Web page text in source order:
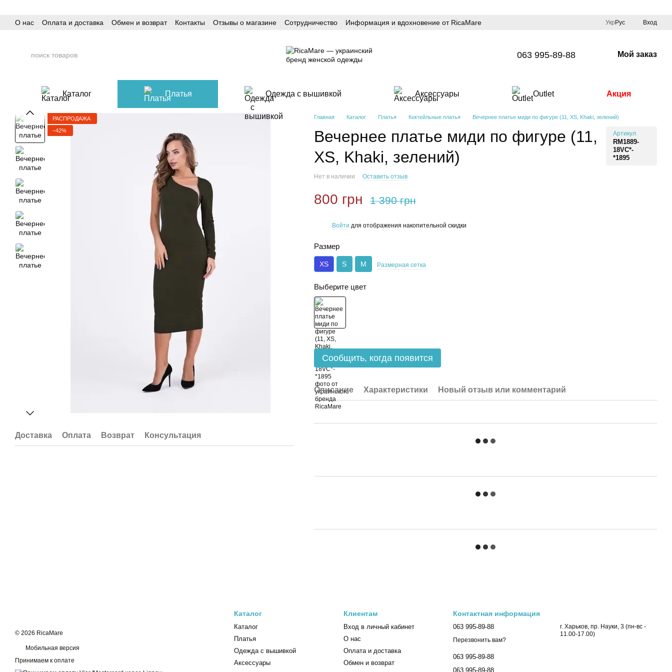
О нас
Оплата и доставка Обмен и возврат Контакты Отзывы о магазине Сотрудничество Информация и вдохновение от RicaMare Укр Рус Вход
063 995-89-88 Мой заказ
Каталог Платья Одежда с вышивкой Аксессуары Outlet Акция
РАСПРОДАЖА
−42%
Доставка Оплата Возврат Консультация
Главная Каталог Платья Коктейльные платья Вечернее платье миди по фигуре (11, XS, Khaki, зелений)
Вечернее платье миди по фигуре (11,
XS, Khaki, зелений)
Артикул
RM1889-
18VC*-
*1895
Нет в наличии Оставить отзыв
800 грн 1 390 грн
Войти для отображения накопительной скидки
Размер
XS S M Размерная сетка
Выберите цвет
Сообщить, когда появится
Описание Характеристики Новый отзыв или комментарий
© 2026 RicaMare
Мобильная версия
Принимаем к оплате
Каталог
Каталог
Платья
Одежда с вышивкой
Аксессуары
Клиентам
Вход в личный кабинет
О нас
Оплата и доставка
Обмен и возврат
Контактная информация
063 995-89-88
Перезвонить вам?
063 995-89-88
063 995-89-88
г. Харьков, пр. Науки, 3 (пн-вс -
11.00-17.00)